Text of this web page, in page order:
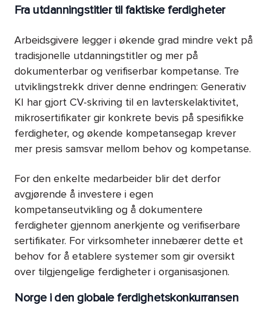
Fra utdanningstitler til faktiske ferdigheter
Arbeidsgivere legger i økende grad mindre vekt på
tradisjonelle utdanningstitler og mer på
dokumenterbar og verifiserbar kompetanse. Tre
utviklingstrekk driver denne endringen: Generativ
KI har gjort CV-skriving til en lavterskelaktivitet,
mikrosertifikater gir konkrete bevis på spesifikke
ferdigheter, og økende kompetansegap krever
mer presis samsvar mellom behov og kompetanse.
For den enkelte medarbeider blir det derfor
avgjørende å investere i egen
kompetanseutvikling og å dokumentere
ferdigheter gjennom anerkjente og verifiserbare
sertifikater. For virksomheter innebærer dette et
behov for å etablere systemer som gir oversikt
over tilgjengelige ferdigheter i organisasjonen.
Norge i den globale ferdighetskonkurransen